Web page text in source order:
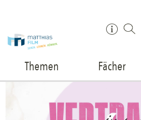
Themen Fächer